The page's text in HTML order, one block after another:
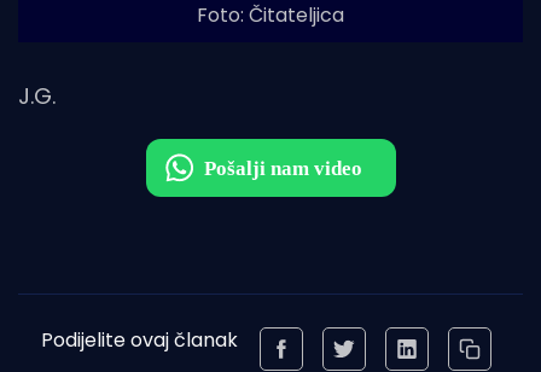
Foto: Čitateljica
J.G.
Podijelite ovaj članak